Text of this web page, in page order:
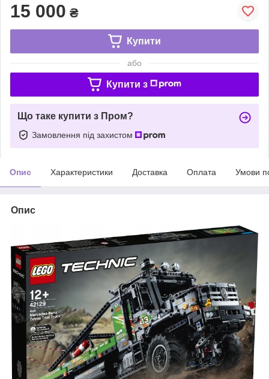
15 000 ₴
Купити
або
Купити з
Що таке купити з Пром?
Замовлення під захистом
Опис Характеристики Доставка Оплата Умови
Опис